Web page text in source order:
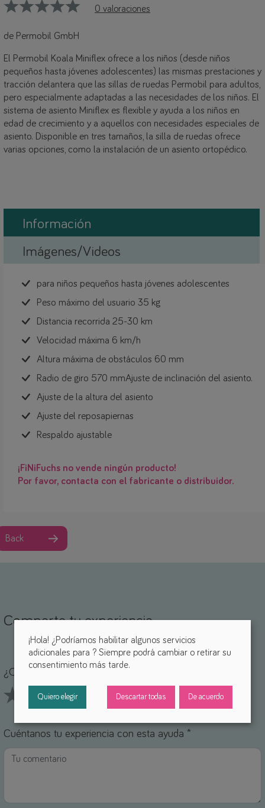
0 valoraciones
de Permobil GmbH
El Permobil Koala Miniflex ofrece a los niños (desde niños
pequeños hasta jóvenes adolescentes) las mismas prestaciones y
tracción delantera que las sillas de ruedas Permobil para adultos,
pero especialmente adaptadas a las necesidades de los niños. El
sistema de asiento Miniflex es flexible y ayuda a los niños en
edad de crecimiento y a aquellos con necesidades especiales de
asiento. Disponible en tres tamaños, la silla de ruedas ofrece
varias opciones, como la instalación de un asiento ortopédico.
Información
Imágenes/Videos
para niños pequeños hasta jóvenes adolescentes
Peso máximo del usuario 35 kg
Distancia recorrida 25-30 km
Velocidad máxima 6 km/h
Altura máxima de obstáculos 60 mm
Radio de giro 570 mmAjuste de inclinación del asiento.
Ajuste de la altura del asiento
Ajuste del reposapiernas
Respaldo ajustable
¡FiNiFuchs no vende ningún producto!
Por favor, contacta con el fabricante o distribuidor.
Back
Comparte tu experiencia
¿Qué te parece esta ayuda? *
2 Stars3 Stars4 Stars5 Stars
Cuéntanos tu experiencia con esta ayuda *
*
electrónico *
¡Hola! ¿Podríamos habilitar algunos servicios
adicionales para ? Siempre podrá cambiar o retirar su
consentimiento más tarde.
Quiero elegir Descartar todas De acuerdo